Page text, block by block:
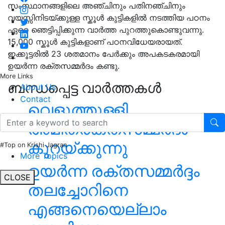
More Links
About Us
Contact
#Top on Krishi Jagran
More Topics
CLOSE
സംസ്ഥാനങ്ങളിലെ അഞ്ചിനും പതിനഞ്ചിനും
വയസ്സിനിടയ്ക്കുള്ള സ്കൂൾ കുട്ടികളിൽ നടത്തിയ പഠനം
ഏറെ ഞെട്ടിപ്പിക്കുന്ന വാർത്ത പുറത്തുകൊണ്ടുവന്നു.
15,000 സ്കൂൾ കുട്ടികളാണ്‌ പഠനവിധേയരായത്‌.
ഇക്കൂട്ടരിൽ 23 ശതമാനം പേർക്കും അപകടകരമായി
ഉയർന്ന രക്തസമ്മർദം കണ്ടു.
ബന്ധപ്പെട്ട വാർത്തകൾ
വെളുത്തുള്ളി
അമിതരക്തസമ്മര്‍ദം
കുറയ്ക്കുന്നു
ഉയർന്ന രക്തസമ്മർദ്ദം
തലച്ചോറിനെ
എങ്ങനെയെല്ലാം